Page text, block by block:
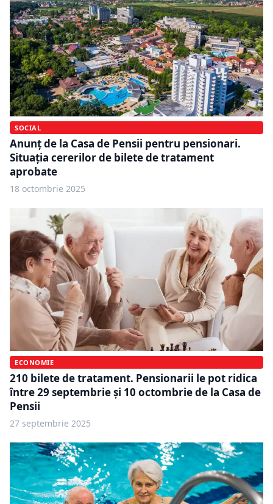
SOCIAL
Anunț de la Casa de Pensii pentru pensionari.
Situația cererilor de bilete de tratament
aprobate
18 octombrie 2025
ECONOMIE
210 bilete de tratament. Pensionarii le pot ridica
între 29 septembrie și 10 octombrie de la Casa de
Pensii
27 septembrie 2025